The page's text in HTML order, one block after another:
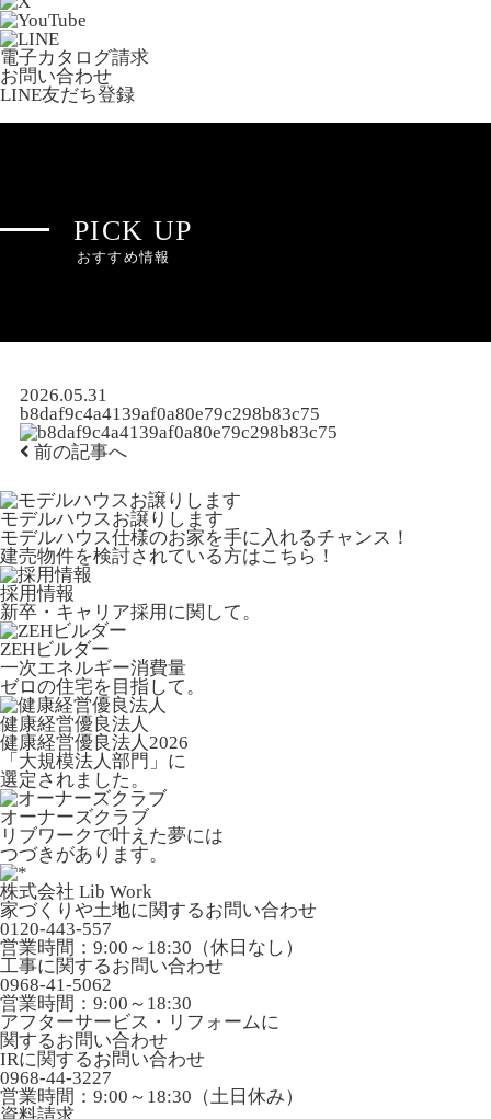
電子カタログ請求
お問い合わせ
LINE友だち登録
PICK UP
おすすめ情報
2026.05.31
b8daf9c4a4139af0a80e79c298b83c75
前の記事へ
モデルハウスお譲りします
モデルハウス仕様のお家を手に入れるチャンス！
建売物件を検討されている方はこちら！
採用情報
新卒・キャリア採用に関して。
ZEHビルダー
一次エネルギー消費量
ゼロの住宅を目指して。
健康経営優良法人
健康経営優良法人2026
「大規模法人部門」に
選定されました。
オーナーズクラブ
リブワークで叶えた夢には
つづきがあります。
株式会社 Lib Work
家づくりや土地に関するお問い合わせ
0120-443-557
営業時間：9:00～18:30（休日なし）
工事に関するお問い合わせ
0968-41-5062
営業時間：9:00～18:30
アフターサービス・リフォームに
関するお問い合わせ
IRに関するお問い合わせ
0968-44-3227
営業時間：9:00～18:30（土日休み）